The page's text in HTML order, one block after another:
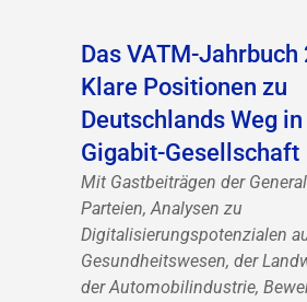
Das VATM-Jahrbuch
Klare Positionen zu
Deutschlands Weg
Gigabit-Gesellschaft
Mit Gastbeiträgen der
Parteien, Analysen zu
Digitalisierungspotenzialen
Gesundheitswesen, der
der Automobilindustrie,